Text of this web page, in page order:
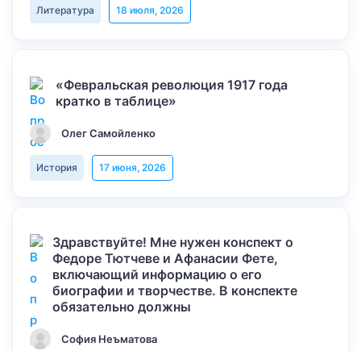
Литература 18 июля, 2026
«Февральская революция 1917 года
кратко в таблице»
Олег Самойленко
История 17 июня, 2026
Здравствуйте! Мне нужен конспект о
Федоре Тютчеве и Афанасии Фете,
включающий информацию о его
биографии и творчестве. В конспекте
обязательно должны
София Неъматова